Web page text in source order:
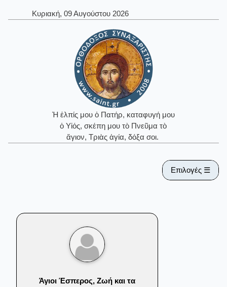
Κυριακή, 09 Αυγούστου 2026
Ἡ ἐλπίς μου ὁ Πατήρ, καταφυγή μου
ὁ Υἱός, σκέπη μου τὸ Πνεῦμα τὸ
ἅγιον, Τριὰς ἁγία, δόξα σοι.
Επιλογές ☰
Άγιοι Έσπερος, Ζωή και τα